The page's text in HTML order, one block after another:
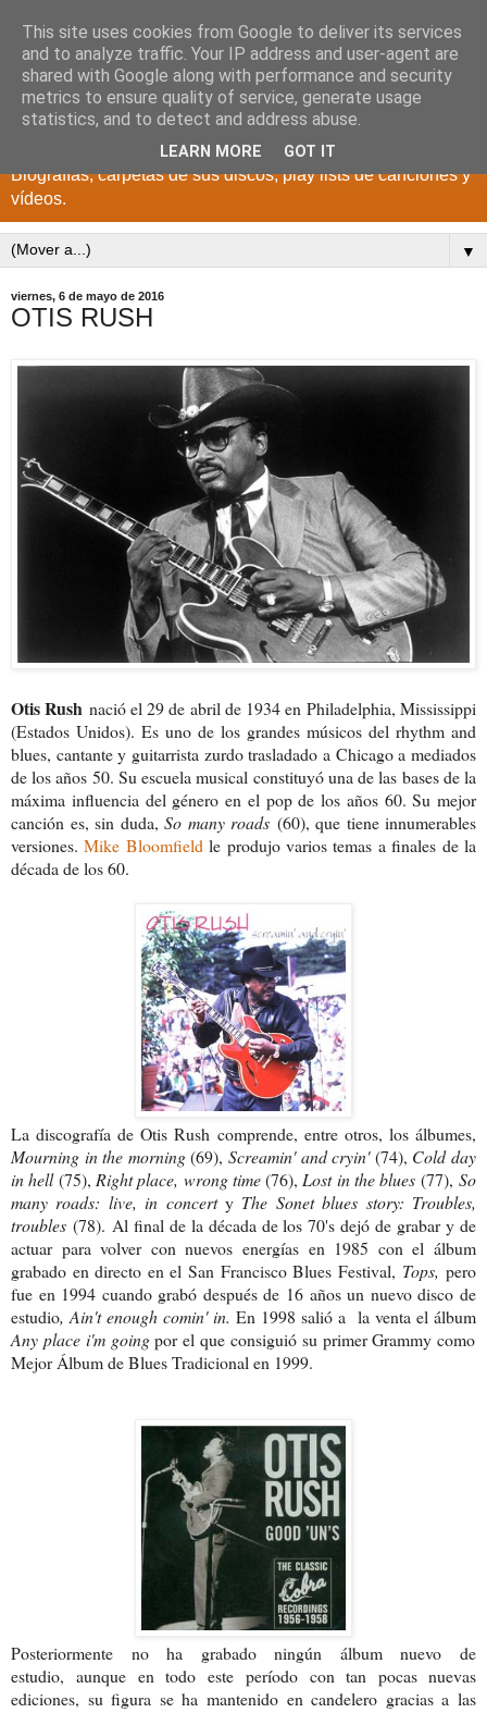
DISCOS PARA EL
RECUERDO
CANTANTES Y GRUPOS DE LOS AÑOS 1950 a 2022.
Biografías, carpetas de sus discos, play lists de canciones y
vídeos.
▼
viernes, 6 de mayo de 2016
OTIS RUSH
Otis Rush nació el 29 de abril de 1934 en Philadelphia, Mississippi
(Estados Unidos). Es uno de los grandes músicos del rhythm and
blues, cantante y guitarrista zurdo trasladado a Chicago a mediados
de los años 50. Su escuela musical constituyó una de las bases de la
máxima influencia del género en el pop de los años 60. Su mejor
canción es, sin duda, So many roads (60), que tiene innumerables
versiones.Mike Bloomfieldle produjo varios temas a finales de la
década de los 60.
La discografía de Otis Rush comprende, entre otros, los álbumes,
Mourning in the morning(69),Screamin' and cryin'(74), Cold day
in hell(75), Right place, wrong time(76),Lost in the blues (77),So
many roads: live, in concert y The Sonet blues story: Troubles,
troubles (78). Al final de la década de los 70's dejó de grabar y de
actuar para volver con nuevos energías en 1985 con el álbum
grabado en directo en el San Francisco Blues Festival, Tops,pero
fue en 1994 cuando grabó después de 16 años un nuevo disco de
estudio, Ain't enough comin' in. En 1998 salió a la venta el álbum
Any place i'm goingpor el que consiguió su primer Grammy como
Mejor Álbum de Blues Tradicional en 1999.
Posteriormente no ha grabado ningún álbum nuevo de
estudio,aunque en todo esteperíodo con tan pocas nuevas
ediciones, su figura se ha mantenido en candelero gracias a las
This site uses cookies from Google to deliver its services
and to analyze traffic. Your IP address and user-agent are
shared with Google along with performance and security
metrics to ensure quality of service, generate usage
statistics, and to detect and address abuse.
LEARN MORE GOT IT